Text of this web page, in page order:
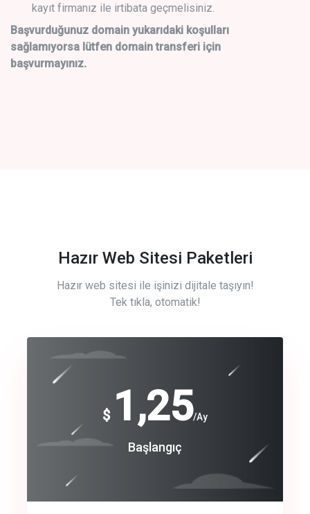
kayıt firmanız ile irtibata geçmelisiniz.
Başvurduğunuz domain yukarıdaki koşulları
sağlamıyorsa lütfen domain transferi için
başvurmayınız.
Hazır Web Sitesi Paketleri
Hazır web sitesi ile işinizi dijitale taşıyın!
Tek tıkla, otomatik!
$ 1,25/Ay
Başlangıç
Free
Basic